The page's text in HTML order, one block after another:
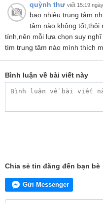
quỳnh thư viết 15:19
bao nhiêu trung tâm
tâm nào không tốt,thôi
tính,nên mỗi lựa chọn suy
tìm trung tâm nào mình thích
Bình luận về bài viết này
Chia sẻ tin đăng đến bạn bè
Gửi Messenger